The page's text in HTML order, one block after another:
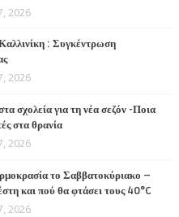
2026
: Συγκέντρωση
2026
σχολεία για τη νέα σεζόν -Ποια
στα θρανία
2026
το Σαββατοκύριακο –
και πού θα φτάσει τους 40°C
2026